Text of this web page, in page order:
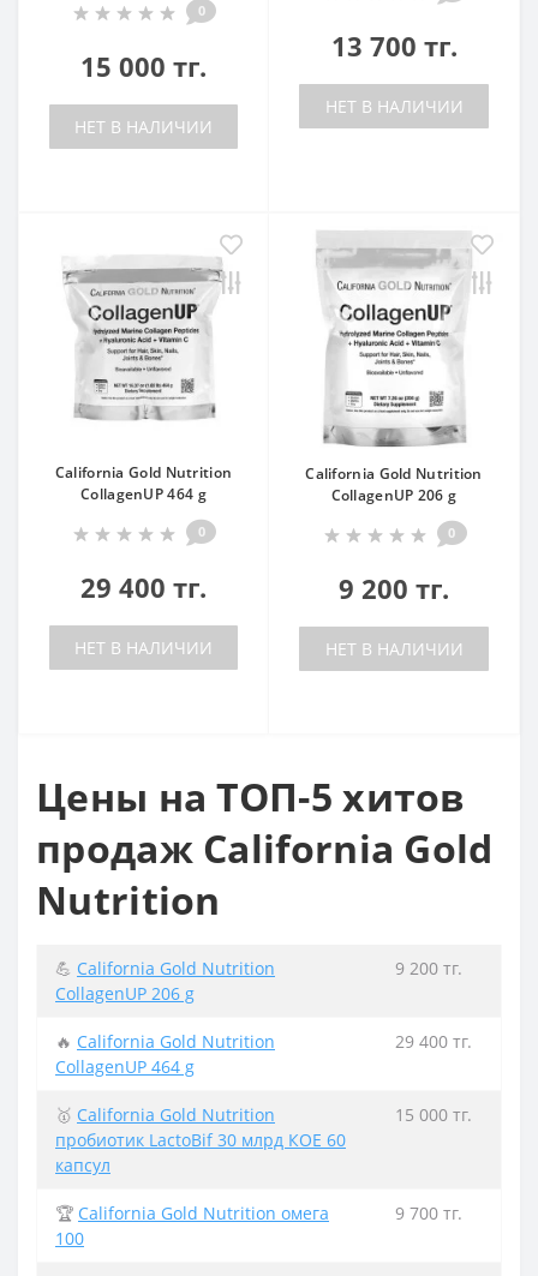
0
15 000 тг.
НЕТ В НАЛИЧИИ
13 700 тг.
НЕТ В НАЛИЧИИ
California Gold Nutrition
CollagenUP 464 g
0
29 400 тг.
НЕТ В НАЛИЧИИ
California Gold Nutrition
CollagenUP 206 g
0
9 200 тг.
НЕТ В НАЛИЧИИ
Цены на ТОП-5 хитов
продаж California Gold
Nutrition
💪 California Gold Nutrition
CollagenUP 206 g
9 200 тг.
🔥 California Gold Nutrition
CollagenUP 464 g
29 400 тг.
🥇 California Gold Nutrition
пробиотик LactoBif 30 млрд КОЕ 60
капсул
15 000 тг.
🏆 California Gold Nutrition омега
100
9 700 тг.